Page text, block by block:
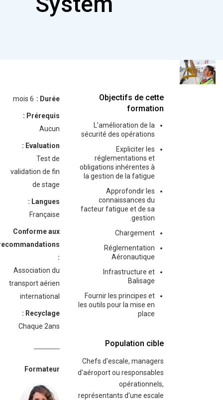
Objectifs de cette
formation
L’amélioration de la
sécurité des opérations
Expliciter les
réglementations et
obligations inhérentes à
la gestion de la fatigue
Approfondir les
connaissances du
facteur fatigue et de sa
gestion.
Chargement
Réglementation
Aéronautique
Infrastructure et
Balisage
Fournir les principes et
les outils pour la mise en
place
Population cible
Chefs d'escale, managers
d'aéroport ou responsables
opérationnels,
représentants d'une escale
Durée :
6 mois
Prérequis :
Aucun
Evaluation :
Test de
validation de fin
de stage
Langues :
Française
Conforme aux
:
Association du
transport aérien
international
Recyclage :
Chaque 2ans
Formateur